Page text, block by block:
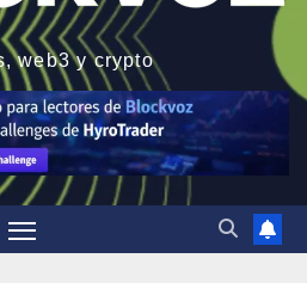
web3 y crypto